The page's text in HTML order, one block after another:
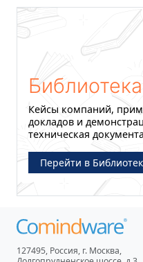
Кейсы компаний,
докладов и
техническая
Перейти в
127495, Россия, г. Москва,